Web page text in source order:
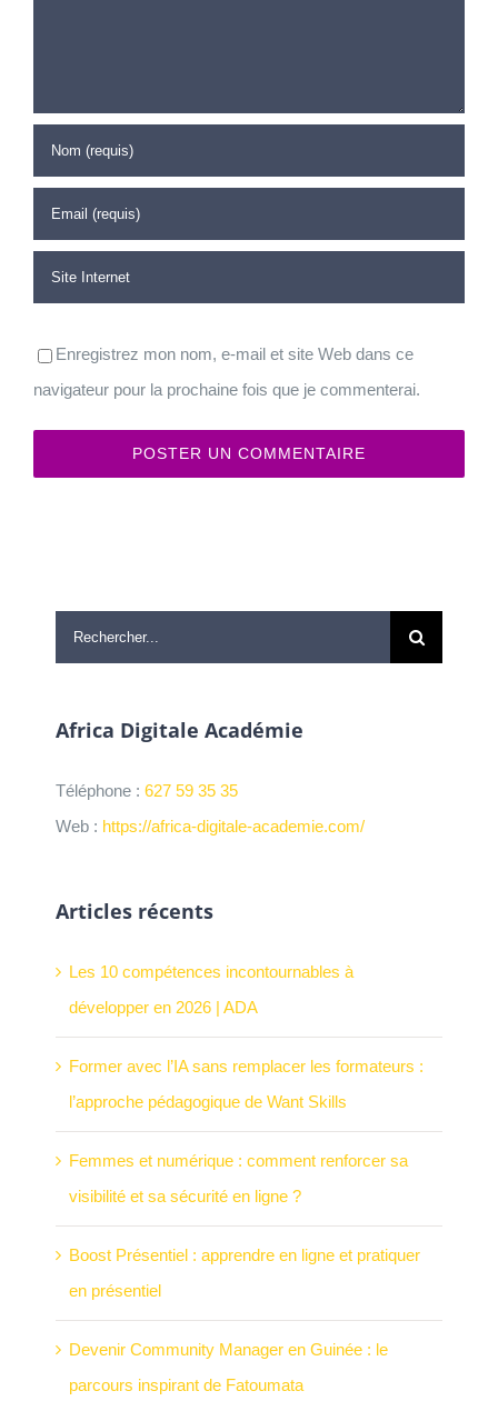
Enregistrez mon nom, e-mail et site Web dans ce
navigateur pour la prochaine fois que je commenterai.
Rechercher:
Africa Digitale Académie
Téléphone : 627 59 35 35
Web : https://africa-digitale-academie.com/
Articles récents
Les 10 compétences incontournables à
développer en 2026 | ADA
Former avec l’IA sans remplacer les formateurs :
l’approche pédagogique de Want Skills
Femmes et numérique : comment renforcer sa
visibilité et sa sécurité en ligne ?
Boost Présentiel : apprendre en ligne et pratiquer
en présentiel
Devenir Community Manager en Guinée : le
parcours inspirant de Fatoumata